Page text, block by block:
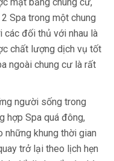
Spa trong một chung
các đối thủ với nhau là
chất lượng dịch vụ tốt
ngoài chung cư là rất
người sống trong
hợp Spa quá đông,
những khung thời gian
trở lại theo lịch hẹn